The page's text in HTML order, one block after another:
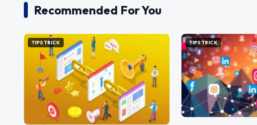
Recommended For You
TIPS TRICK TIPS TRICK